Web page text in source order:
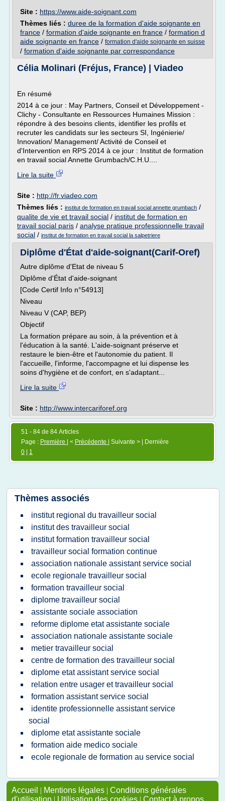
Site : https://www.aide-soignant.com
Thèmes liés : duree de la formation d'aide soignante en
france / formation d'aide soignante en france / formation d
aide soignante en france / formation d'aide soignante en suisse
/ formation d'aide soignante par correspondance
Célia Molinari (Fréjus, France) | Viadeo
En résumé
2014 à ce jour : May Partners, Conseil et Développement -
Clichy - Consultante en Ressources Humaines Mission :
répondre à des besoins clients, identifier les profils et
recruter les candidats sur les secteurs SI, Ingénierie/
Innovation/ Management/ Activité de Conseil et
d'Intervention en RPS 2014 à ce jour : Institut de formation
en travail social Annette Grumbach/C.H.U....
Lire la suite
Site : http://fr.viadeo.com
Thèmes liés : institut de formation en travail social annette grumbach /
qualite de vie et travail social / institut de formation en
travail social paris / analyse pratique professionnelle travail
social / institut de formation en travail social la salpetriere
Diplôme d'État d'aide-soignant(Carif-Oref)
Autre diplôme d'Etat de niveau 5
Diplôme d'État d'aide-soignant
[Code Certif Info n°54913]
Niveau
Niveau V (CAP, BEP)
Objectif
La formation prépare au soin, à la prévention et à
l'éducation à la santé. L'aide-soignant préserve et
restaure le bien-être et l'autonomie du patient. Il
l'accueille, l'informe, l'accompagne et lui dispense les
soins d'hygiène et de confort, en s'adaptant...
Lire la suite
Site : http://www.intercariforef.org
51 - 84 de 84 Articles
Page : Première | < Précédente
| Suivante > | Dernière
0
1
Thèmes associés
institut regional du travailleur social
institut des travailleur social
institut formation travailleur social
travailleur social formation continue
association nationale assistant service social
ecole regionale travailleur social
formation travailleur social
diplome travailleur social
assistante sociale association
reforme diplome etat assistante sociale
association nationale assistante sociale
metier travailleur social
centre de formation des travailleur social
diplome etat assistant service social
relation entre usager et travailleur social
formation assistant service social
identite professionnelle assistant service
social
diplome etat assistante sociale
formation aide medico sociale
ecole regionale de formation au service social
Accueil | Mentions légales | Conditions générales
d'utilisation | Utilisation des cookies | Contact à propos